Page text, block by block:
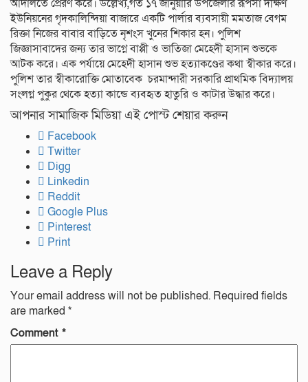
আদালতে প্রেরণ করে। উল্লেখ্য,গত ১৭ জানুয়ারি উপজেলার রূপসা দক্ষিণ
ইউনিয়নের গৃদকালিন্দিয়া বাজারে একটি পার্লার ব্যবসায়ী মমতাজ বেগম
রিক্তা নিজের বাবার বাড়িতে নৃশংস খুনের শিকার হন। পুলিশ
জিজ্ঞাসাবাদের জন্য তার ভাগ্নে বাপ্পী ও ভাতিজা মেহেদী হাসান শুভকে
আটক করে। এক পর্যায়ে মেহেদী হাসান শুভ হত্যাকণ্ডের কথা স্বীকার করে।
পুলিশ তার স্বীকারোক্তি মোতাবেক চরমান্দারী সরকারি প্রাথমিক বিদ্যালয়
সংলগ্ন পুকুর থেকে হত্যা কান্ডে ব্যবহৃত হাতুরি ও কাটার উদ্ধার করে।
আপনার সামাজিক মিডিয়া এই পোস্ট শেয়ার করুন
Facebook
Twitter
Digg
Linkedin
Reddit
Google Plus
Pinterest
Print
Leave a Reply
Your email address will not be published. Required fields
are marked *
Comment *